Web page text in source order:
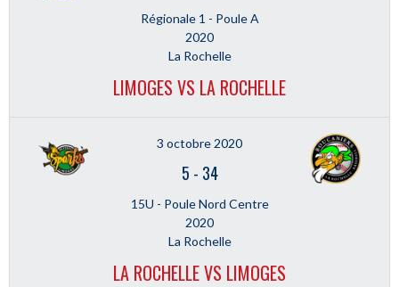
Régionale 1 - Poule A
2020
La Rochelle
LIMOGES VS LA ROCHELLE
3 octobre 2020
5 - 34
15U - Poule Nord Centre
2020
La Rochelle
LA ROCHELLE VS LIMOGES